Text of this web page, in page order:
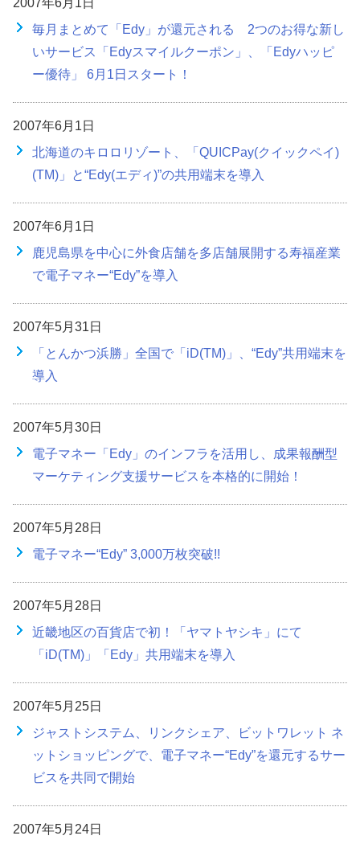
2007年6月1日
毎月まとめて「Edy」が還元される 2つのお得な新し
いサービス「Edyスマイルクーポン」、「Edyハッピ
ー優待」 6月1日スタート！
2007年6月1日
北海道のキロロリゾート、「QUICPay(クイックペイ)
(TM)」と“Edy(エディ)”の共用端末を導入
2007年6月1日
鹿児島県を中心に外食店舗を多店舗展開する寿福産業
で電子マネー“Edy”を導入
2007年5月31日
「とんかつ浜勝」全国で「iD(TM)」、“Edy”共用端末を
導入
2007年5月30日
電子マネー「Edy」のインフラを活用し、成果報酬型
マーケティング支援サービスを本格的に開始！
2007年5月28日
電子マネー“Edy” 3,000万枚突破!!
2007年5月28日
近畿地区の百貨店で初！「ヤマトヤシキ」にて
「iD(TM)」「Edy」共用端末を導入
2007年5月25日
ジャストシステム、リンクシェア、ビットワレット ネ
ットショッピングで、電子マネー“Edy”を還元するサー
ビスを共同で開始
2007年5月24日